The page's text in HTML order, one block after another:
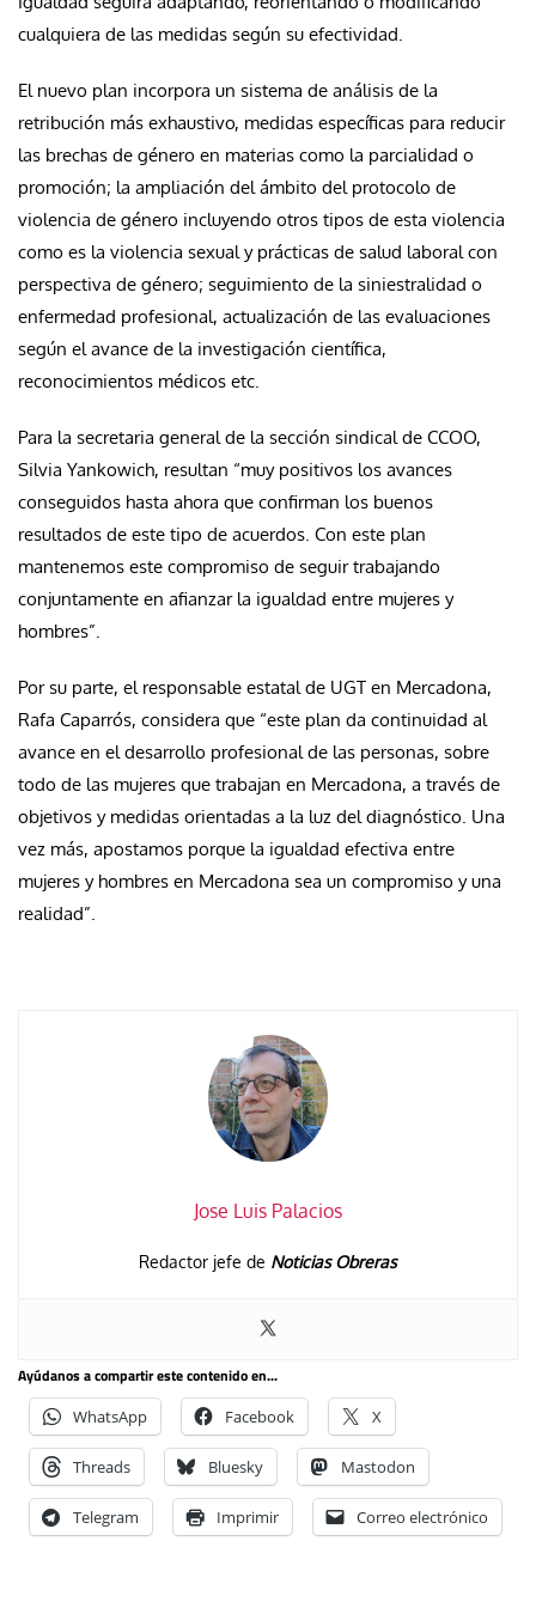
cualquiera de las medidas según su efectividad.
El nuevo plan incorpora un sistema de análisis de la
retribución más exhaustivo, medidas específicas para reducir
las brechas de género en materias como la parcialidad o
promoción; la ampliación del ámbito del protocolo de
violencia de género incluyendo otros tipos de esta violencia
como es la violencia sexual y prácticas de salud laboral con
perspectiva de género; seguimiento de la siniestralidad o
enfermedad profesional, actualización de las evaluaciones
según el avance de la investigación científica,
reconocimientos médicos etc.
Para la secretaria general de la sección sindical de CCOO,
Silvia Yankowich, resultan “muy positivos los avances
conseguidos hasta ahora que confirman los buenos
resultados de este tipo de acuerdos. Con este plan
mantenemos este compromiso de seguir trabajando
conjuntamente en afianzar la igualdad entre mujeres y
hombres”.
Por su parte, el responsable estatal de UGT en Mercadona,
Rafa Caparrós, considera que “este plan da continuidad al
avance en el desarrollo profesional de las personas, sobre
todo de las mujeres que trabajan en Mercadona, a través de
objetivos y medidas orientadas a la luz del diagnóstico. Una
vez más, apostamos porque la igualdad efectiva entre
mujeres y hombres en Mercadona sea un compromiso y una
realidad”.
Jose Luis Palacios
Redactor jefe de Noticias Obreras
Ayúdanos a compartir este contenido en...
WhatsApp Facebook X
Threads Bluesky Mastodon
Telegram Imprimir Correo electrónico